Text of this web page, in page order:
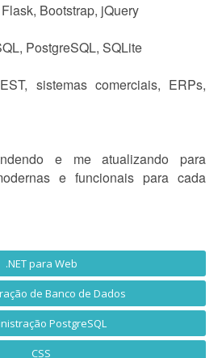
Bootstrap, jQuery
PostgreSQL, SQLite
sistemas comerciais, ERPs,
e me atualizando para
e funcionais para cada
.NET para Web
de Banco de Dados
PostgreSQL
CSS